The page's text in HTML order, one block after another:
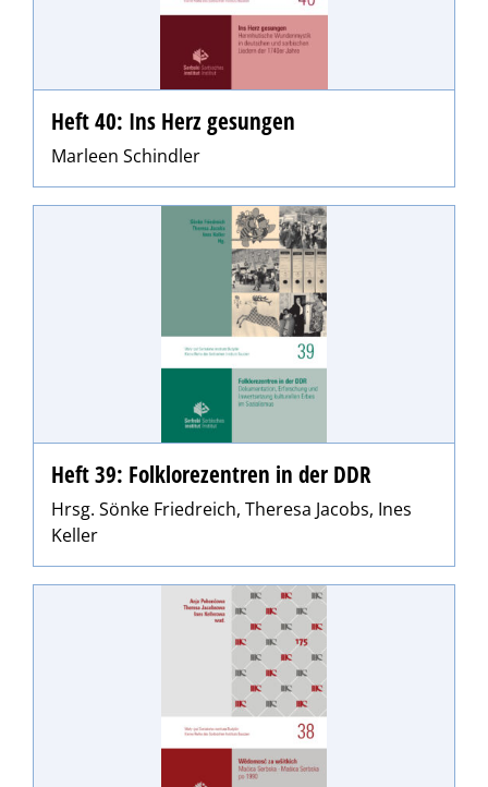
Heft 40: Ins Herz gesungen
Marleen Schindler
Heft 39: Folklorezentren in der DDR
Hrsg. Sönke Friedreich, Theresa Jacobs, Ines
Keller